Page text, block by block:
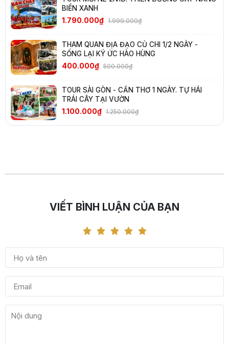
BIỂN XANH
1.790.000₫ 1.999.000₫
THAM QUAN ĐỊA ĐẠO CỦ CHI 1/2 NGÀY -
SỐNG LẠI KÝ ỨC HÀO HÙNG
400.000₫ 500.000₫
TOUR SÀI GÒN - CẦN THƠ 1 NGÀY. TỰ HÁI
TRÁI CÂY TẠI VƯỜN
1.100.000₫ 1.250.000₫
VIẾT BÌNH LUẬN CỦA BẠN